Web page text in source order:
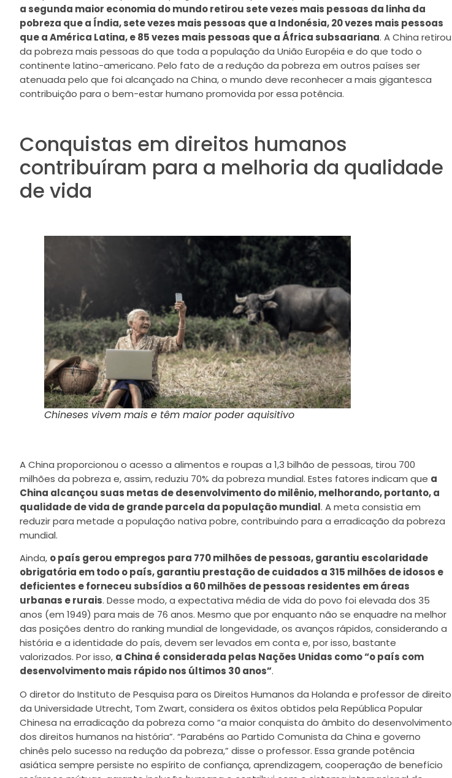
a segunda maior economia do mundo retirou sete vezes mais pessoas da linha da
pobreza que a Índia, sete vezes mais pessoas que a Indonésia, 20 vezes mais pessoas
que a América Latina, e 85 vezes mais pessoas que a África subsaariana. A China retirou
da pobreza mais pessoas do que toda a população da União Européia e do que todo o
continente latino-americano. Pelo fato de a redução da pobreza em outros países ser
atenuada pelo que foi alcançado na China, o mundo deve reconhecer a mais gigantesca
contribuição para o bem-estar humano promovida por essa potência.
Conquistas em direitos humanos
contribuíram para a melhoria da qualidade
de vida
Chineses vivem mais e têm maior poder aquisitivo
A China proporcionou o acesso a alimentos e roupas a 1,3 bilhão de pessoas, tirou 700
milhões da pobreza e, assim, reduziu 70% da pobreza mundial. Estes fatores indicam que a
China alcançou suas metas de desenvolvimento do milênio, melhorando, portanto, a
qualidade de vida de grande parcela da população mundial. A meta consistia em
reduzir para metade a população nativa pobre, contribuindo para a erradicação da pobreza
mundial.
Ainda, o país gerou empregos para 770 milhões de pessoas, garantiu escolaridade
obrigatória em todo o país, garantiu prestação de cuidados a 315 milhões de idosos e
deficientes e forneceu subsídios a 60 milhões de pessoas residentes em áreas
urbanas e rurais. Desse modo, a expectativa média de vida do povo foi elevada dos 35
anos (em 1949) para mais de 76 anos. Mesmo que por enquanto não se enquadre na melhor
das posições dentro do ranking mundial de longevidade, os avanços rápidos, considerando a
história e a identidade do país, devem ser levados em conta e, por isso, bastante
valorizados. Por isso, a China é considerada pelas Nações Unidas como “o país com
desenvolvimento mais rápido nos últimos 30 anos”.
O diretor do Instituto de Pesquisa para os Direitos Humanos da Holanda e professor de direito
da Universidade Utrecht, Tom Zwart, considera os êxitos obtidos pela República Popular
Chinesa na erradicação da pobreza como “a maior conquista do âmbito do desenvolvimento
dos direitos humanos na história”. “Parabéns ao Partido Comunista da China e governo
chinês pelo sucesso na redução da pobreza,” disse o professor. Essa grande potência
asiática sempre persiste no espírito de confiança, aprendizagem, cooperação de benefício